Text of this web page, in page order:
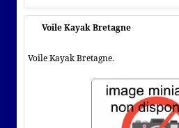
Voile Kayak Bretagne
Voile Kayak Bretagne.